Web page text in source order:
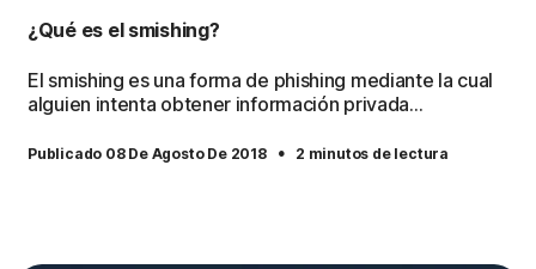
¿Qué es el smishing?
El smishing es una forma de phishing mediante la cual
alguien intenta obtener información privada...
Publicado 08 De Agosto De 2018 · 2 minutos de lectura